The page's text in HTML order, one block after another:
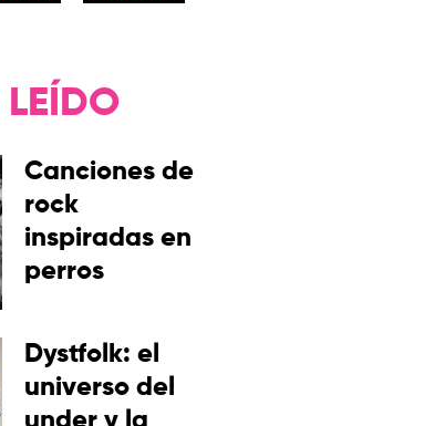
LEÍDO
Canciones de
rock
inspiradas en
perros
Dystfolk: el
universo del
under y la